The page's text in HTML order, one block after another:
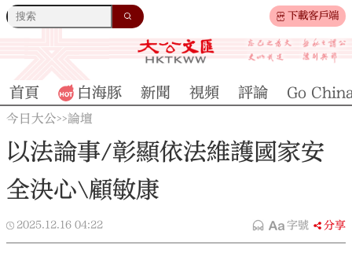
下載客戶端
首頁 白海豚 新聞 視頻 評論 Go
今日大公>>論壇
以法論事/彰顯依法維護國家安
全決心\顧敏康
2025.12.16 04:22 字號 分享